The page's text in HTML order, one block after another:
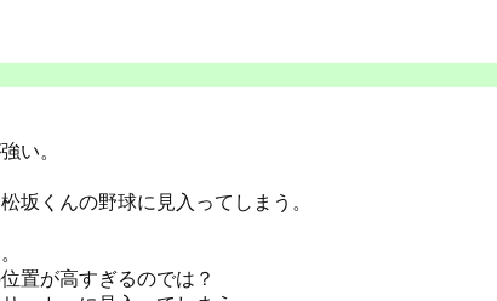
い。
坂くんの野球に見入ってしまう。
置が高すぎるのでは？